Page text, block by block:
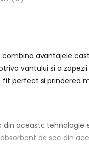
avantajele
vantului si a
perfect si prinderea
din aceasta
de soc din